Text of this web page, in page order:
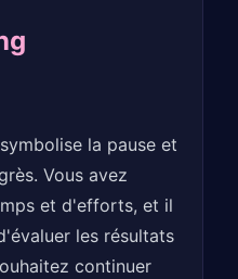
la pause et
Vous avez
et d'efforts, et il
les résultats
continuer